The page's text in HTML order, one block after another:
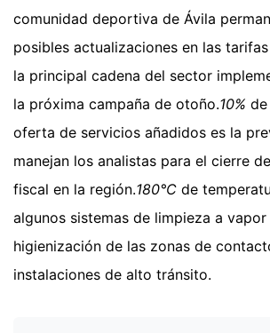
comunidad deportiva de Ávila
posibles actualizaciones en las
la principal cadena del sector
la próxima campaña de otoño.10%
oferta de servicios añadidos es la
manejan los analistas para el cierre
fiscal en la región.180°C de
algunos sistemas de limpieza a
higienización de las zonas de
instalaciones de alto tránsito.